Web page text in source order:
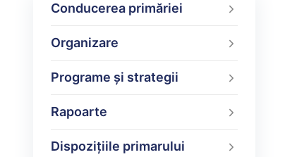
Conducerea primăriei
Organizare
Programe şi strategii
Rapoarte
Dispoziţiile primarului